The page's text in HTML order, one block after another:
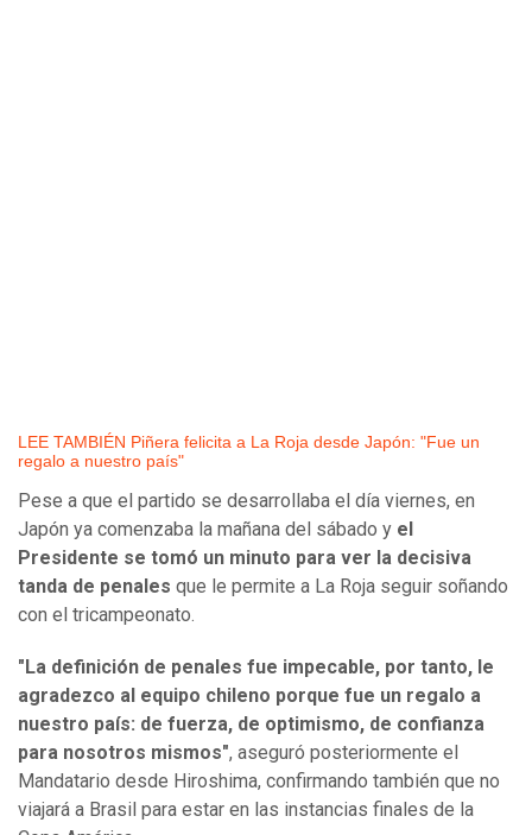
LEE TAMBIÉN Piñera felicita a La Roja desde Japón: "Fue un
regalo a nuestro país"
Pese a que el partido se desarrollaba el día viernes, en
Japón ya comenzaba la mañana del sábado y el
Presidente se tomó un minuto para ver la decisiva
tanda de penales que le permite a La Roja seguir soñando
con el tricampeonato.
"La definición de penales fue impecable, por tanto, le
agradezco al equipo chileno porque fue un regalo a
nuestro país: de fuerza, de optimismo, de confianza
para nosotros mismos", aseguró posteriormente el
Mandatario desde Hiroshima, confirmando también que no
viajará a Brasil para estar en las instancias finales de la